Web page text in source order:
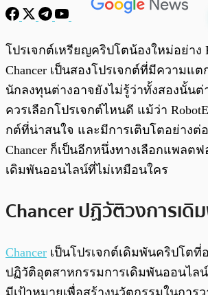
พร้อมเล่น
โปรเจกต์เหรียญคริปโตน้องใหม่อย่าง
Chancer เป็นสองโปรเจกต์ที่มีความแ
นักลงทุนต่างอาจยังไม่รู้ว่าทั้งสองนั้นต่
ควรเลือกโปรเจกต์ไหนดี แม้ว่า
กต์ที่น่าสนใจ และมีการเติบโตอย่างต่
Chancer ก็เป็นอีกหนึ่งทางเลือกแพลต
เดิมพันออนไลน์ที่ไม่เหมือนใคร
Chancer ปฏิวัติวงการเดิ
Chancer เป็นโปรเจกต์เดิมพันคริปโตที่
ปฏิวัติอุตสาหกรรมการเดิมพันออนไล
มีเป้าหมายเพื่อสร้างนวัตกรรมในการ